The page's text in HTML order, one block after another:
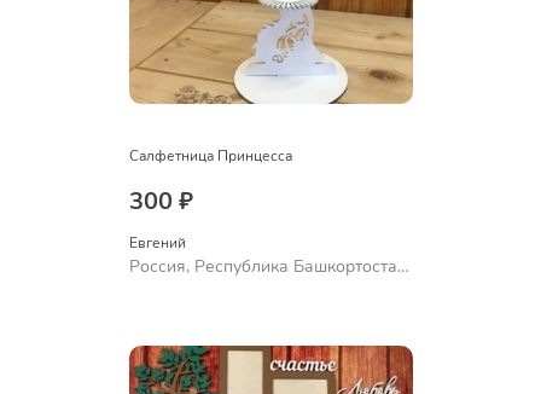
Салфетница Принцесса
300 ₽
Евгений
Россия, Республика Башкортостан,